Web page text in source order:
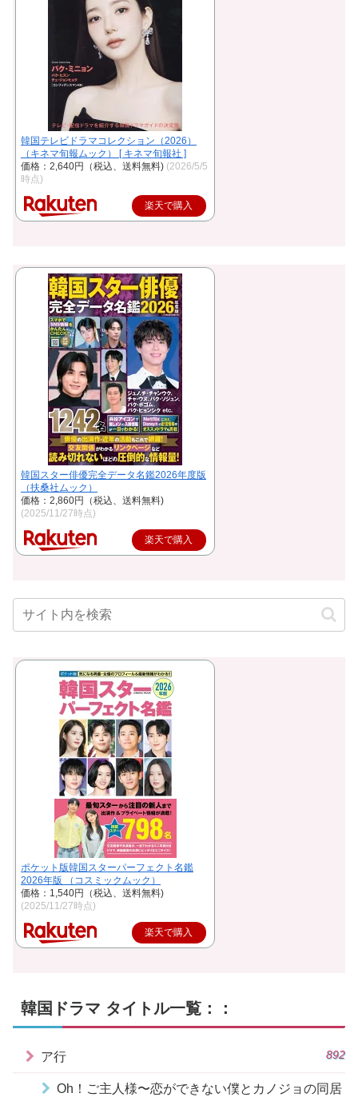
韓国テレビドラマコレクション（2026）
（キネマ旬報ムック） [ キネマ旬報社 ]
価格：2,640円（税込、送料無料) (2026/5/5
時点)
楽天で購入
韓国スター俳優完全データ名鑑2026年度版
（扶桑社ムック）
価格：2,860円（税込、送料無料)
(2025/11/27時点)
楽天で購入
ポケット版韓国スターパーフェクト名鑑
2026年版 （コスミックムック）
価格：1,540円（税込、送料無料)
(2025/11/27時点)
楽天で購入
韓国ドラマ タイトル一覧：：
ア行 892
Oh！ご主人様〜恋ができない僕とカノジョの同居